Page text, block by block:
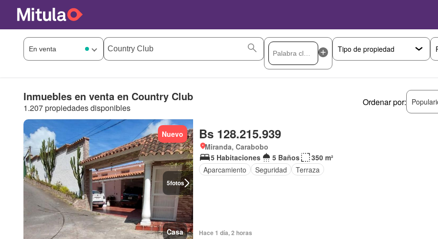
Inmuebles en venta en Country Club
1.207 propiedades disponibles
Ordenar por:
5fotos
Nuevo
Casa
Bs 128.215.939
Miranda, Carabobo
5 Habitaciones
5 Baños
350 m²
Aparcamiento
Seguridad Terraza
Hace 1 día, 2 horas